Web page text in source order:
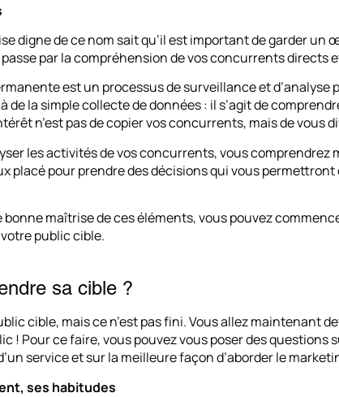
digne de ce nom sait qu’il est important de garder un
par la compréhension de vos concurrents directs
est un processus de surveillance et d’analyse
de la simple collecte de données : il s’agit de
n’est pas de copier vos concurrents, mais de vous
les activités de vos concurrents, vous
placé pour prendre des décisions qui vous
bonne maîtrise de ces éléments, vous pouvez
public cible.
sa cible ?
cible, mais ce n’est pas fini. Vous allez maintenant
! Pour ce faire, vous pouvez vous poser des questions
service et sur la meilleure façon d’aborder le
ses habitudes